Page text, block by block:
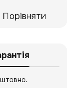
Порівняти